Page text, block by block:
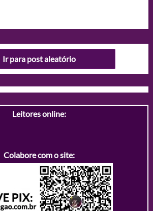
Ir para post aleatório
Leitores online:
Colabore com o site: